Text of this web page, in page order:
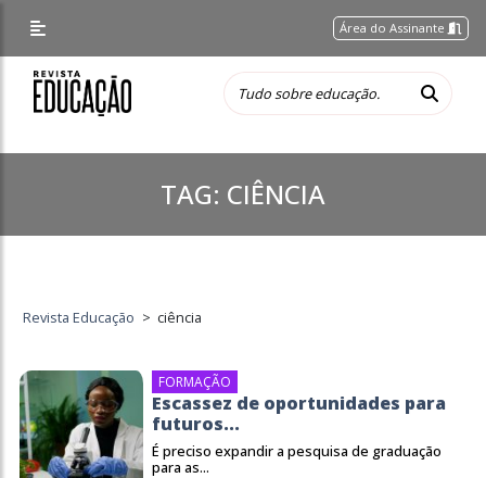
Área do Assinante
TAG: CIÊNCIA
Revista Educação > ciência
FORMAÇÃO
Escassez de oportunidades para
futuros...
É preciso expandir a pesquisa de graduação
para as...